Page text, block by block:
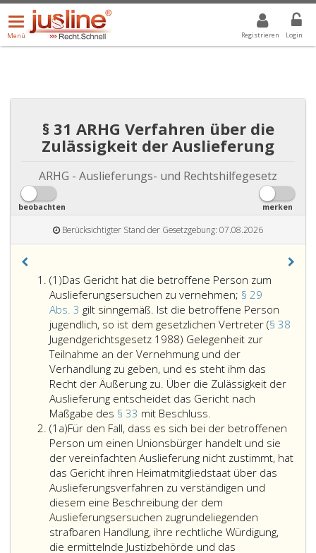
Registrieren Login
Menü
öffnen/schließen
Menü
ALLE DROPDOWN: GEWÄHLTER WERT IST ALLE
§ 31 ARHG Verfahren über die
Zulässigkeit der Auslieferung
ARHG - Auslieferungs- und Rechtshilfegesetz
beobachten merken
Berücksichtigter Stand der Gesetzgebung: 07.08.2026
(1)Absatz
eins
Das Gericht hat die betroffene Person zum
Auslieferungsersuchen zu vernehmen; § 29
Abs. 3 gilt sinngemäß. Ist die betroffene Person
jugendlich, so ist dem gesetzlichen Vertreter (§ 38
Jugendgerichtsgesetz 1988) Gelegenheit zur
Teilnahme an der Vernehmung und der
Verhandlung zu geben, und es steht ihm das
Recht der Äußerung zu. Über die Zulässigkeit der
Auslieferung entscheidet das Gericht nach
Maßgabe des § 33 mit Beschluss.
Gericht
hat
die
betroffene
Person
zum
zu
vernehmen;
(1a)Absatz
eins
a
Für den Fall, dass es sich bei der betroffenen
Person um einen Unionsbürger handelt und sie
der vereinfachten Auslieferung nicht zustimmt, hat
das Gericht ihren Heimatmitgliedstaat über das
Auslieferungsverfahren zu verständigen und
diesem eine Beschreibung der dem
Auslieferungsersuchen zugrundeliegenden
strafbaren Handlung, ihre rechtliche Würdigung,
die ermittelnde Justizbehörde und das